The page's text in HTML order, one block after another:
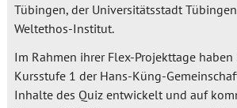
Tübingen, der Universitätsstadt
Weltethos-Institut.
Im Rahmen ihrer Flex-Projekttage
Kursstufe 1 der Hans-Küng-
Inhalte des Quiz entwickelt und auf